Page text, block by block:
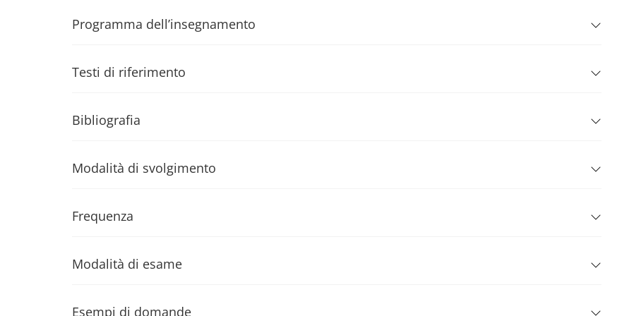
Programma dell’insegnamento
Testi di riferimento
Bibliografia
Modalità di svolgimento
Frequenza
Modalità di esame
Esempi di domande